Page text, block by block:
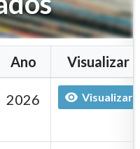
Ano Visualizar
2026 Visualizar